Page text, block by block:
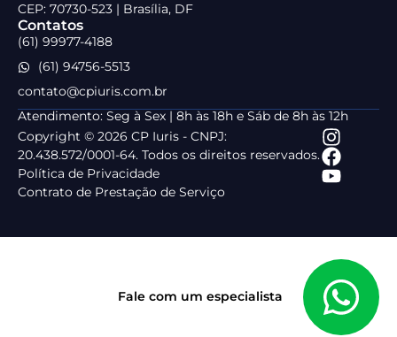
CEP: 70730-523 | Brasília, DF
Contatos
(61) 99977-4188
(61) 94756-5513
contato@cpiuris.com.br
Atendimento: Seg à Sex | 8h às 18h e Sáb de 8h às 12h
Copyright © 2026 CP Iuris - CNPJ:
20.438.572/0001-64. Todos os direitos reservados.
Política de Privacidade
Contrato de Prestação de Serviço
Fale com um especialista